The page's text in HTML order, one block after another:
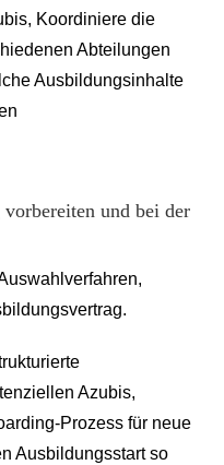
Koordiniere die
Abteilungen
Ausbildungsinhalte
und bei der
Azubis,
Prozess für neue
Ausbildungsstart so